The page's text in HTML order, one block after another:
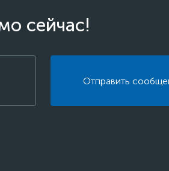
сейчас!
Отправить